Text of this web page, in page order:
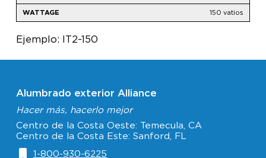
150 vatios
Ejemplo: IT2-150
Alumbrado exterior Alliance
Hacer más, hacerlo mejor
Centro de la Costa Oeste: Temecula, CA
Centro de la Costa Este: Sanford, FL
1-800-930-6225